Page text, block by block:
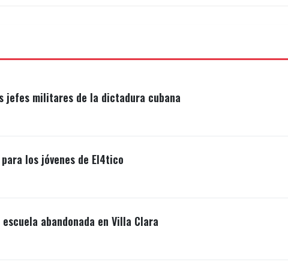
jefes militares de la dictadura cubana
los jóvenes de El4tico
abandonada en Villa Clara